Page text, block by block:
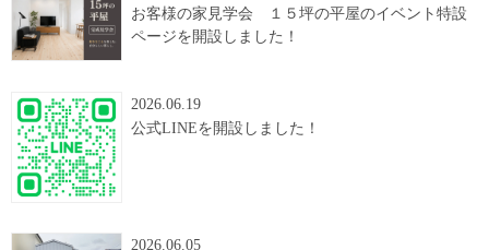
お客様の家見学会 １５坪の平屋のイベント特設
ページを開設しました！
2026.06.19
公式LINEを開設しました！
2026.06.05